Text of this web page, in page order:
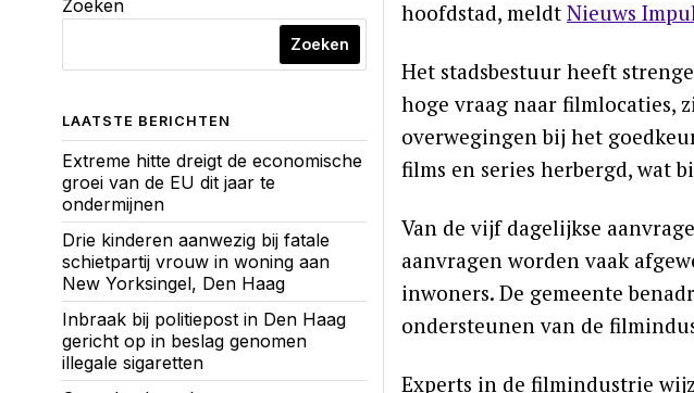
hoofdstad, meldt Nieuws
Het stadsbestuur heeft
hoge vraag naar filmlocaties,
overwegingen bij het
films en series herbergd, wat
Van de vijf dagelijkse
aanvragen worden vaak
inwoners. De gemeente
ondersteunen van de
Experts in de filmindustrie
Zoeken
Zoeken
LAATSTE BERICHTEN
Extreme hitte dreigt de economische
groei van de EU dit jaar te
ondermijnen
Drie kinderen aanwezig bij fatale
schietpartij vrouw in woning aan
New Yorksingel, Den Haag
Inbraak bij politiepost in Den Haag
gericht op in beslag genomen
illegale sigaretten